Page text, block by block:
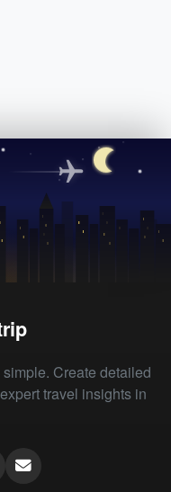
Create detailed
travel insights in